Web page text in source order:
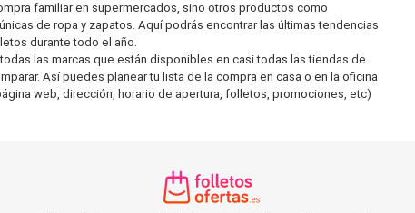
familiar en supermercados, sino otros productos como
de ropa y zapatos. Aquí podrás encontrar las últimas tendencias
durante todo el año.
las marcas que están disponibles en casi todas las tiendas de
Así puedes planear tu lista de la compra en casa o en la oficina
web, dirección, horario de apertura, folletos, promociones, etc)